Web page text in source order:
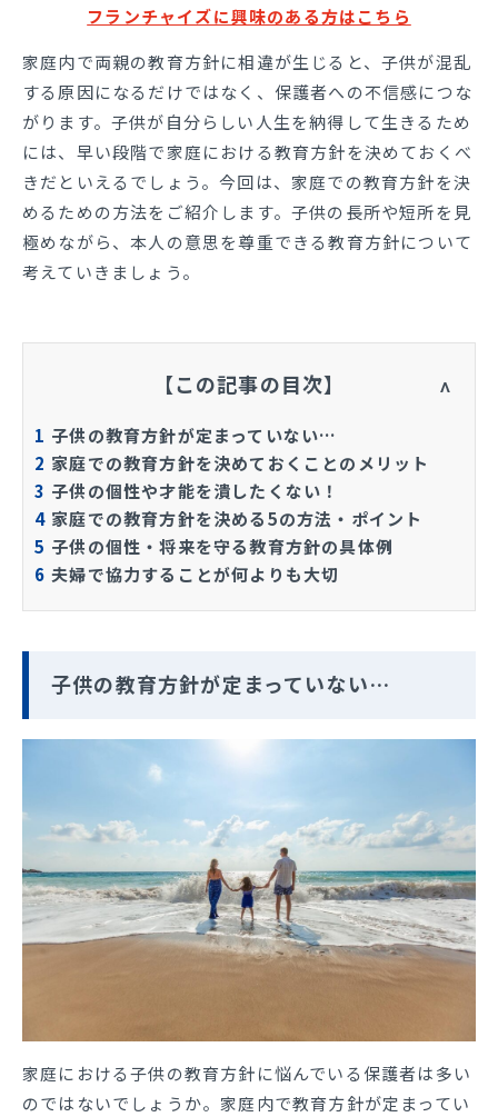
フランチャイズに興味のある方はこちら
家庭内で両親の教育方針に相違が生じると、子供が混乱
する原因になるだけではなく、保護者への不信感につな
がります。子供が自分らしい人生を納得して生きるため
には、早い段階で家庭における教育方針を決めておくべ
きだといえるでしょう。今回は、家庭での教育方針を決
めるための方法をご紹介します。子供の長所や短所を見
極めながら、本人の意思を尊重できる教育方針について
考えていきましょう。
【この記事の目次】
1 子供の教育方針が定まっていない…
2 家庭での教育方針を決めておくことのメリット
3 子供の個性や才能を潰したくない！
4 家庭での教育方針を決める5の方法・ポイント
5 子供の個性・将来を守る教育方針の具体例
6 夫婦で協力することが何よりも大切
子供の教育方針が定まっていない…
家庭における子供の教育方針に悩んでいる保護者は多い
のではないでしょうか。家庭内で教育方針が定まってい